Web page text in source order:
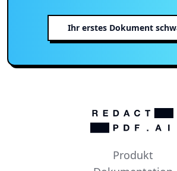
Ihr erstes Dokument
Produkt